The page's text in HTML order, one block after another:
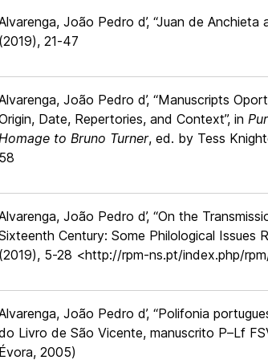
João Pedro d’, “Juan de
(2019), 21-47
João Pedro d’, “Manuscripts
Date, Repertories, and Context”, in
to Bruno Turner, ed. by Tess
58
João Pedro d’, “On the
Century: Some Philological Issues
(2019), 5-28 <http://rpm-ns.pt/index.php/
João Pedro d’, “Polifonia
Livro de São Vicente, manuscrito P–Lf
Évora, 2005)